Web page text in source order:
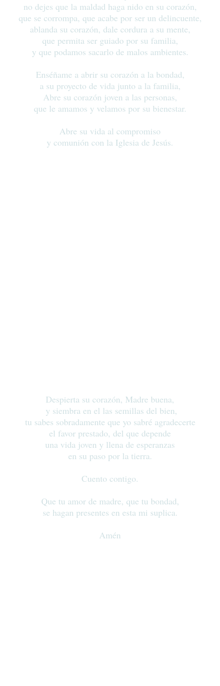
no dejes que la maldad haga nido en su corazón,
que se corrompa, que acabe por ser un delincuente,
ablanda su corazón, dale cordura a su mente,
que permita ser guiado por su familia,
y que podamos sacarlo de malos ambientes.
Enséñame a abrir su corazón a la bondad,
a su proyecto de vida junto a la familia,
Abre su corazón joven a las personas,
que le amamos y velamos por su bienestar.
Abre su vida al compromiso
y comunión con la Iglesia de Jesús.
Despierta su corazón, Madre buena,
y siembra en el las semillas del bien,
tu sabes sobradamente que yo sabré agradecerte
el favor prestado, del que depende
una vida joven y llena de esperanzas
en su paso por la tierra.
Cuento contigo.
Que tu amor de madre, que tu bondad,
se hagan presentes en esta mi suplica.
Amén